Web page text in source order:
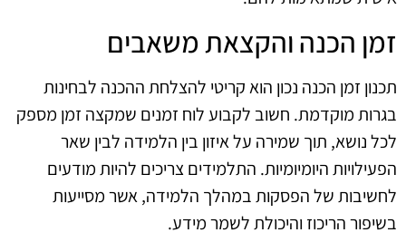
זמן הכנה והקצאת משאבים
תכנון זמן הכנה נכון הוא קריטי להצלחת ההכנה לבחינות
בגרות מוקדמת. חשוב לקבוע לוח זמנים שמקצה זמן מספק
לכל נושא, תוך שמירה על איזון בין הלמידה לבין שאר
הפעילויות היומיומיות. התלמידים צריכים להיות מודעים
לחשיבות של הפסקות במהלך הלמידה, אשר מסייעות
בשיפור הריכוז והיכולת לשמר מידע.